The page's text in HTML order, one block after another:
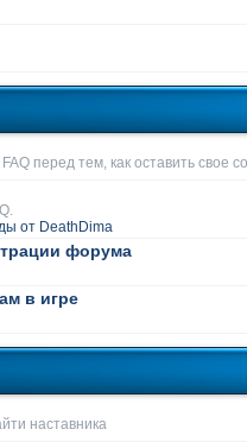
перед тем, как оставить свое
от DeathDima
форума
в игре
наставника